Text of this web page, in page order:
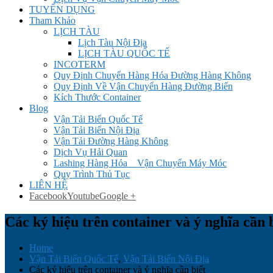
TUYỂN DỤNG
Tham Khảo
LỊCH TÀU
Lịch Tàu Nội Địa
LỊCH TÀU QUỐC TẾ
INCOTERM
Quy Định Chuyển Hàng Hóa Đường Hàng Không
Quy Định Về Vận Chuyển Hàng Đường Biển
Kích Thước Container
Blog
Vận Tải Biển Quốc Tế
Vận Tải Biển Nội Địa
Vận Tải Đường Hàng Không
Dịch Vụ Hải Quan
Lashing Hàng Hóa _ Vận Chuyển Máy Móc
Quy Trình Thủ Tục
LIÊN HỆ
FacebookYoutubeGoogle +
Các ký hiệu trên container và ý nghĩa cần
Home
Vận Tải Biển Quốc Tế, Vận Tải Biển Nội Địa
Các ký hiệu trên container và ý nghĩa cần biết